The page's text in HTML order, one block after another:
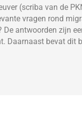
(scriba van de
vragen rond
De antwoorden zijn
Daarnaast bevat dit